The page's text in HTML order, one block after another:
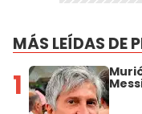
MÁS LEÍDAS DE
1